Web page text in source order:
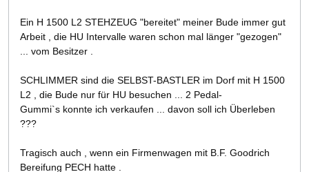
Ein H 1500 L2 STEHZEUG "bereitet" meiner Bude immer gut
Arbeit , die HU Intervalle waren schon mal länger "gezogen"
... vom Besitzer .
SCHLIMMER sind die SELBST-BASTLER im Dorf mit H 1500
L2 , die Bude nur für HU besuchen ... 2 Pedal-
Gummi`s konnte ich verkaufen ... davon soll ich Überleben
???
Tragisch auch , wenn ein Firmenwagen mit B.F. Goodrich
Bereifung PECH hatte .